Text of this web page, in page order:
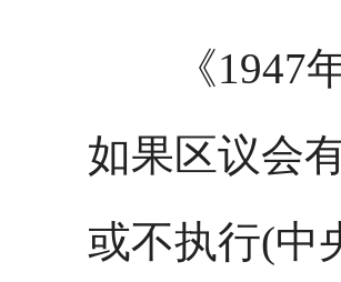
《1947年
如果区议会
或不执行(中